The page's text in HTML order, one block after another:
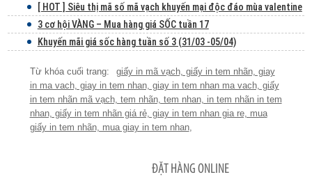
[ HOT ] Siêu thị mã số mã vạch khuyến mại độc đáo mùa valentine
3 cơ hội VÀNG – Mua hàng giá SỐC tuần 17
Khuyến mãi giá sốc hàng tuần số 3 (31/03 -05/04)
giấy in mã vạch, giấy in tem nhãn, giay
in ma vach, giay in tem nhan, giay in tem nhan ma vach, giấy
in tem nhãn mã vạch, tem nhãn, tem nhan, in tem nhãn in tem
nhan, giấy in tem nhãn giá rẻ, giay in tem nhan gia re, mua
giấy in tem nhãn, mua giay in tem nhan,
ĐẶT HÀNG ONLINE